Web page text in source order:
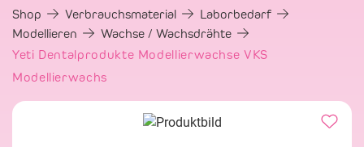
Shop Verbrauchsmaterial
Laborbedarf
Modellieren
Wachse / Wachsdrähte
Yeti Dentalprodukte Modellierwachse VKS
Modellierwachs